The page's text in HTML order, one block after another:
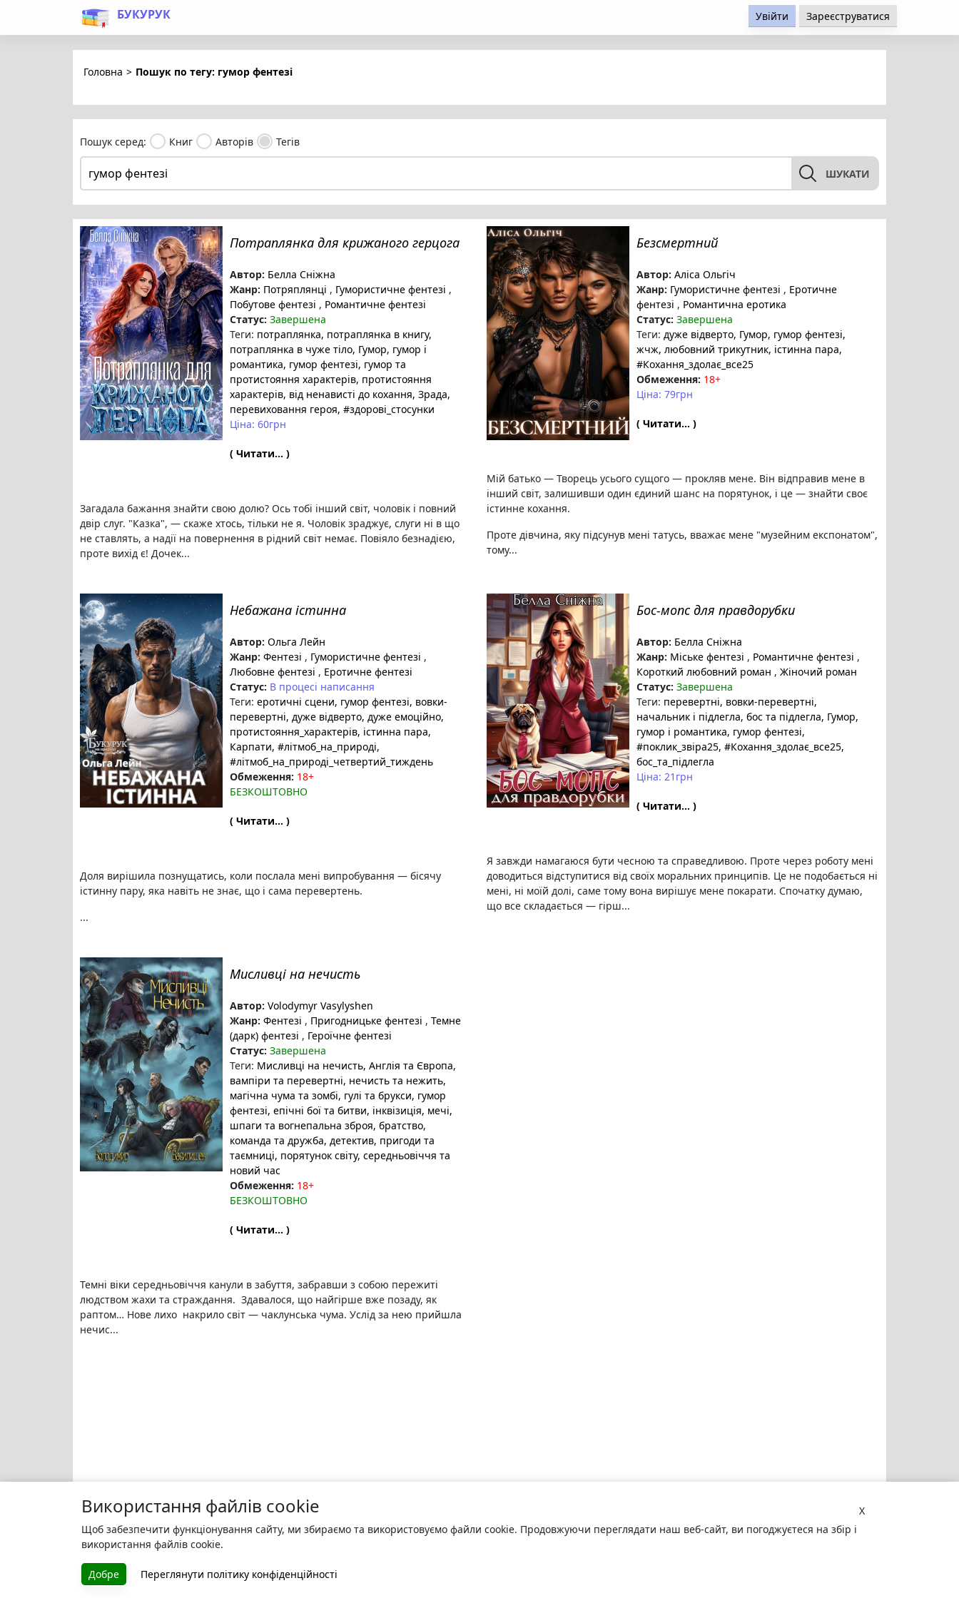
БУКУРУК Увійти Зареєструватися
Головна > Пошук по тегу: гумор фентезі
Пошук серед: Книг Авторів Тегів
ШУКАТИ
Потраплянка для крижаного герцога
Автор: Белла Сніжна
Жанр: Потряплянці , Гумористичне фентезі ,
Побутове фентезі , Романтичне фентезі
Статус: Завершена
Теги: потраплянка, потраплянка в книгу,
потраплянка в чуже тіло, Гумор, гумор і
романтика, гумор фентезі, гумор та
протистояння характерів, протистояння
характерів, від ненависті до кохання, Зрада,
перевиховання героя, #здорові_стосунки
Ціна: 60грн
( Читати... )
Загадала бажання знайти свою долю? Ось тобі інший світ, чоловік і повний
двір слуг. "Казка", — скаже хтось, тільки не я. Чоловік зраджує, слуги ні в що
не ставлять, а надії на повернення в рідний світ немає. Повіяло безнадією,
проте вихід є! Дочек...
Безсмертний
Автор: Аліса Ольгіч
Жанр: Гумористичне фентезі , Еротичне
фентезі , Романтична еротика
Статус: Завершена
Теги: дуже відверто, Гумор, гумор фентезі,
жчж, любовний трикутник, істинна пара,
#Кохання_здолає_все25
Обмеження: 18+
Ціна: 79грн
( Читати... )
Мій батько — Творець усього сущого — прокляв мене. Він відправив мене в
інший світ, залишивши один єдиний шанс на порятунок, і це — знайти своє
істинне кохання.
Проте дівчина, яку підсунув мені татусь, вважає мене "музейним експонатом",
тому...
Небажана істинна
Автор: Ольга Лейн
Жанр: Фентезі , Гумористичне фентезі ,
Любовне фентезі , Еротичне фентезі
Статус: В процесі написання
Теги: еротичні сцени, гумор фентезі, вовки-
перевертні, дуже відверто, дуже емоційно,
протистояння_характерів, істинна пара,
Карпати, #літмоб_на_природі,
#літмоб_на_природі_четвертий_тиждень
Обмеження: 18+
БЕЗКОШТОВНО
( Читати... )
Доля вирішила познущатись, коли послала мені випробування — бісячу
істинну пару, яка навіть не знає, що і сама перевертень.
...
Бос-мопс для правдорубки
Автор: Белла Сніжна
Жанр: Міське фентезі , Романтичне фентезі ,
Короткий любовний роман , Жіночий роман
Статус: Завершена
Теги: перевертні, вовки-перевертні,
начальник і підлегла, бос та підлегла, Гумор,
гумор і романтика, гумор фентезі,
#поклик_звіра25, #Кохання_здолає_все25,
бос_та_підлегла
Ціна: 21грн
( Читати... )
Я завжди намагаюся бути чесною та справедливою. Проте через роботу мені
доводиться відступитися від своїх моральних принципів. Це не подобається ні
мені, ні моїй долі, саме тому вона вирішує мене покарати. Спочатку думаю,
що все складається — гірш...
Мисливці на нечисть
Автор: Volodymyr Vasylyshen
Жанр: Фентезі , Пригодницьке фентезі , Темне
(дарк) фентезі , Героїчне фентезі
Статус: Завершена
Теги: Мисливці на нечисть, Англія та Європа,
вампіри та перевертні, нечисть та нежить,
магічна чума та зомбі, гулі та брукси, гумор
фентезі, епічні бої та битви, інквізиція, мечі,
шпаги та вогнепальна зброя, братство,
команда та дружба, детектив, пригоди та
таємниці, порятунок світу, середньовіччя та
новий час
Обмеження: 18+
БЕЗКОШТОВНО
( Читати... )
Темні‌ віки‌ середньовіччя ка‌нули в забуття‌, забра‌вши з собо‌ю пережи‌ті
лю‌дством жа‌хи та стражда‌ння. Здава‌лося, що найгі‌рше вже поза‌ду, як
ра‌птом… Нове‌ ли‌хо накри‌ло світ — чаклу‌нська чума‌. Услі‌д за не‌ю при‌йшла
не‌чис...
X
Використання файлів cookie
Щоб забезпечити функціонування сайту, ми збираємо та використовуємо файли cookie. Продовжуючи переглядати наш веб-сайт, ви погоджуєтеся на збір і
використання файлів cookie.
Добре Переглянути політику конфіденційності